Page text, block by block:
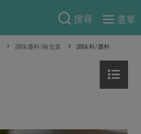
搜尋
選單
調味醬料/南北貨 調味料/醬料